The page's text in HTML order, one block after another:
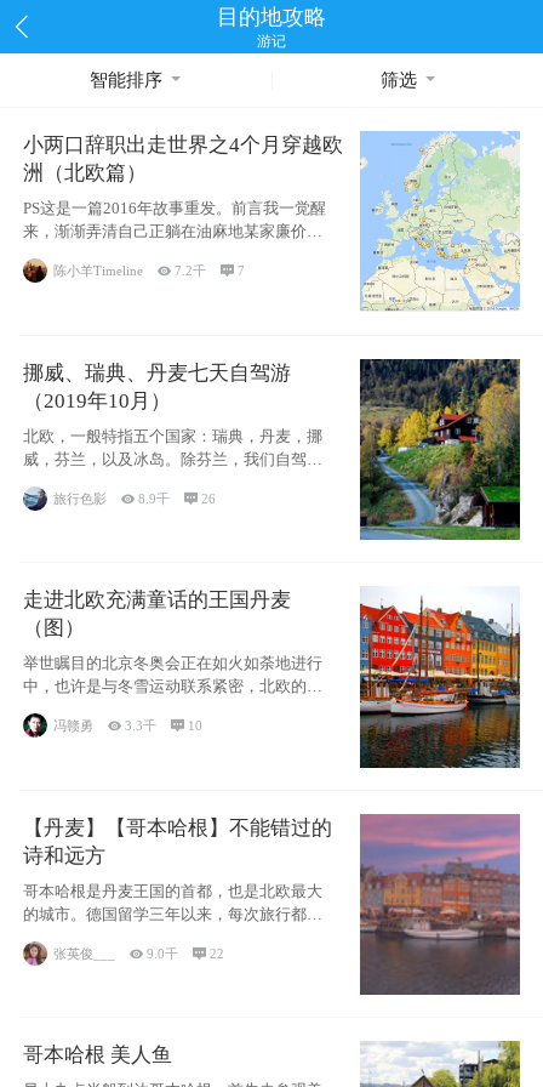
目的地攻略
游记
智能排序 筛选
小两口辞职出走世界之4个月穿越欧
洲（北欧篇）
PS这是一篇2016年故事重发。前言我一觉醒
来，渐渐弄清自己正躺在油麻地某家廉价宾
馆
陈小羊Timeline 7.2千 7
挪威、瑞典、丹麦七天自驾游
（2019年10月）
北欧，一般特指五个国家：瑞典，丹麦，挪
威，芬兰，以及冰岛。除芬兰，我们自驾游
旅行色影 8.9千 26
走进北欧充满童话的王国丹麦
（图）
举世瞩目的北京冬奥会正在如火如荼地进行
中，也许是与冬雪运动联系紧密，北欧的一
些国家因
冯赣勇 3.3千  10
【丹麦】【哥本哈根】不能错过的
诗和远方
哥本哈根是丹麦王国的首都，也是北欧最大
的城市。德国留学三年以来，每次旅行都是
张英俊___ 9.0千 22
哥本哈根 美人鱼